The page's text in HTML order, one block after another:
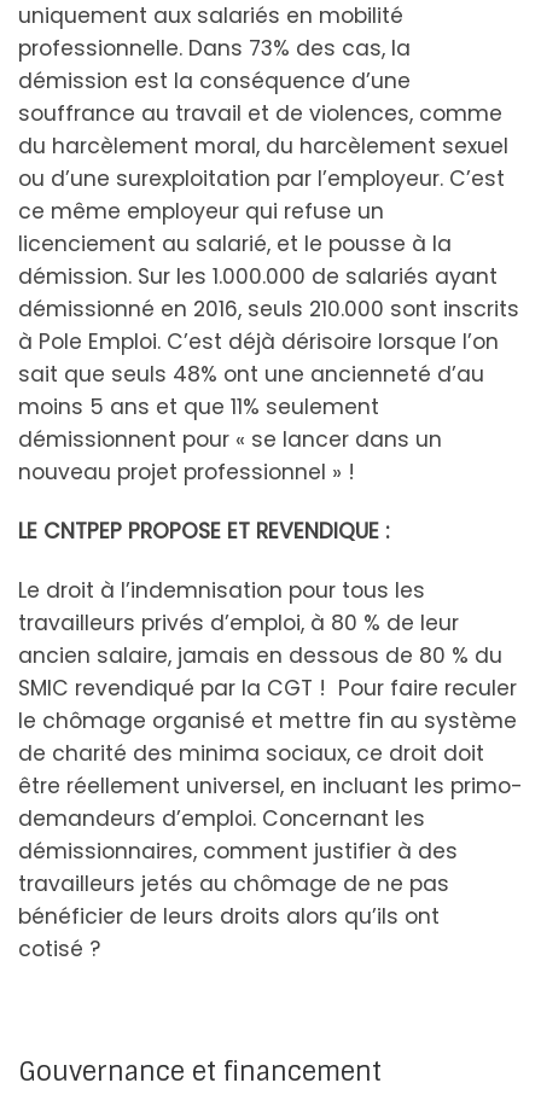
uniquement aux salariés en mobilité
professionnelle. Dans 73% des cas, la
démission est la conséquence d’une
souffrance au travail et de violences, comme
du harcèlement moral, du harcèlement sexuel
ou d’une surexploitation par l’employeur. C’est
ce même employeur qui refuse un
licenciement au salarié, et le pousse à la
démission. Sur les 1.000.000 de salariés ayant
démissionné en 2016, seuls 210.000 sont inscrits
à Pole Emploi. C’est déjà dérisoire lorsque l’on
sait que seuls 48% ont une ancienneté d’au
moins 5 ans et que 11% seulement
démissionnent pour « se lancer dans un
nouveau projet professionnel » !
LE CNTPEP PROPOSE ET REVENDIQUE :
Le droit à l’indemnisation pour tous les
travailleurs privés d’emploi, à 80 % de leur
ancien salaire, jamais en dessous de 80 % du
SMIC revendiqué par la CGT ! Pour faire reculer
le chômage organisé et mettre fin au système
de charité des minima sociaux, ce droit doit
être réellement universel, en incluant les primo-
demandeurs d’emploi. Concernant les
démissionnaires, comment justifier à des
travailleurs jetés au chômage de ne pas
bénéficier de leurs droits alors qu’ils ont
cotisé ?
Gouvernance et financement